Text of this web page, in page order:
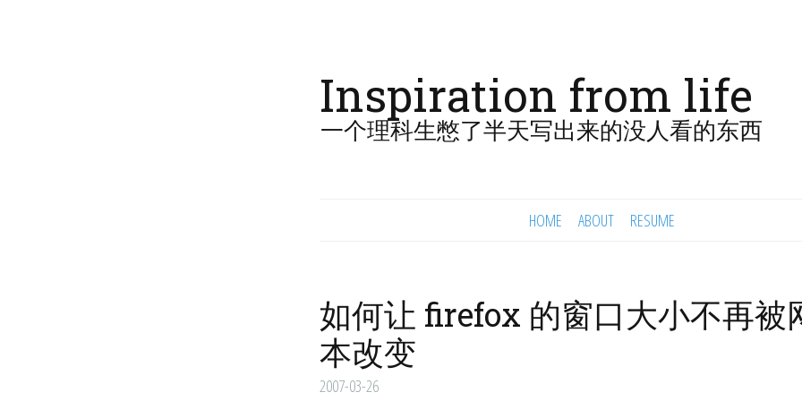
Inspiration from life
一个理科生憋了半天写出来的没人看的东西
HOME ABOUT RESUME
如何让 firefox 的窗口大小不再被
本改变
2007-03-26